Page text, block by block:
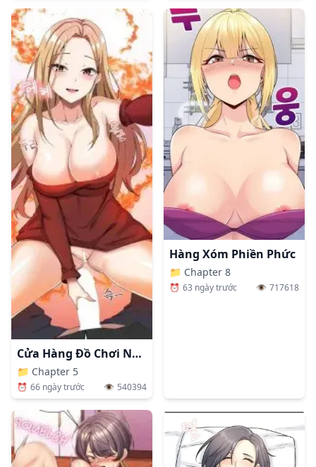
Cửa Hàng Đồ Chơi Người Lớn Ở Thế Giới Lạ
📁 Chapter 5
⏰ 66 ngày trước 👁️ 540394
Hàng Xóm Phiền Phức
📁 Chapter 8
⏰ 63 ngày trước 👁️ 717618